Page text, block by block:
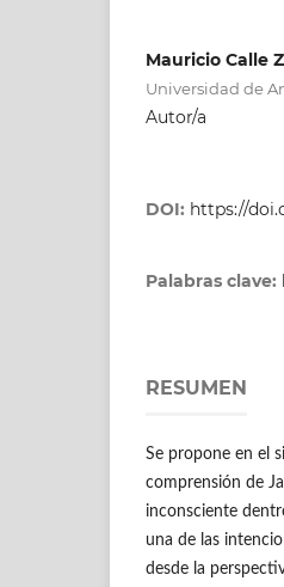
Mauricio Calle
Universidad de
Autor/a
DOI: https://
Palabras clave:
RESUMEN
Se propone en el
comprensión de
inconsciente
una de las
desde la